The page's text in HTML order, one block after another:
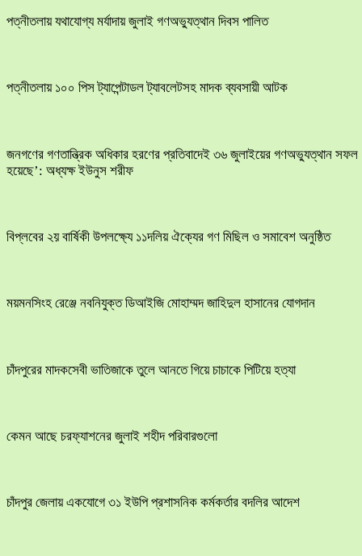
পত্নীতলায় যথাযোগ্য মর্যাদায় জুলাই গণঅভ্যুত্থান দিবস পালিত
পত্নীতলায় ১০০ পিস ট্যাপেন্টাডল ট্যাবলেটসহ মাদক ব্যবসায়ী আটক
জনগণের গণতান্ত্রিক অধিকার হরণের প্রতিবাদেই ৩৬ জুলাইয়ের গণঅভ্যুত্থান সফল
হয়েছে’: অধ্যক্ষ ইউনুস শরীফ
বিপ্লবের ২য় বার্ষিকী উপলক্ষ্যে ১১দলিয় ঐক্যের গণ মিছিল ও সমাবেশ অনুষ্ঠিত
ময়মনসিংহ রেঞ্জে নবনিযুক্ত ডিআইজি মোহাম্মদ জাহিদুল হাসানের যোগদান
চাঁদপুরের মাদকসেবী ভাতিজাকে তুলে আনতে গিয়ে চাচাকে পিটিয়ে হত্যা
কেমন আছে চরফ্যাশনের জুলাই শহীদ পরিবারগুলো
চাঁদপুর জেলায় একযোগে ৩১ ইউপি প্রশাসনিক কর্মকর্তার বদলির আদেশ